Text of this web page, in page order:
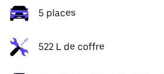
5 places
522 L de coffre